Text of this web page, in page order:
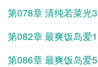
底1
第078章 清纯若菜光3
第082章 最爽饭岛爱1
第086章 最爽饭岛爱5